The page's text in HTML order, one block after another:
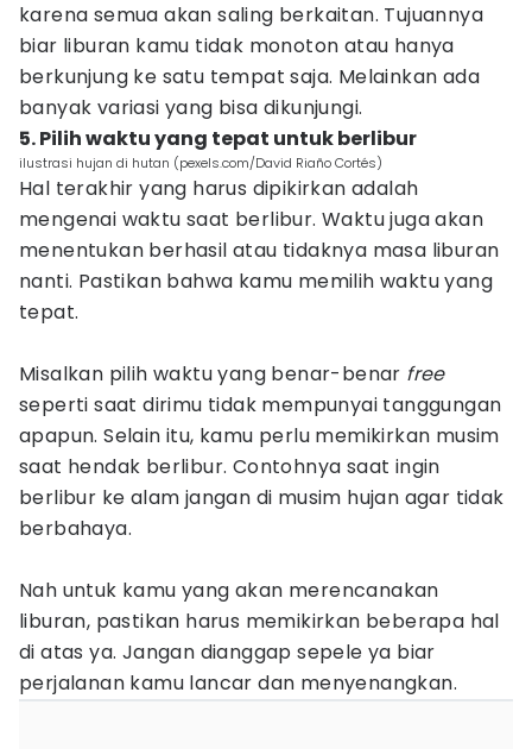
karena semua akan saling berkaitan. Tujuannya
biar liburan kamu tidak monoton atau hanya
berkunjung ke satu tempat saja. Melainkan ada
banyak variasi yang bisa dikunjungi.
5. Pilih waktu yang tepat untuk berlibur
ilustrasi hujan di hutan (pexels.com/David Riaño Cortés)
Hal terakhir yang harus dipikirkan adalah
mengenai waktu saat berlibur. Waktu juga akan
menentukan berhasil atau tidaknya masa liburan
nanti. Pastikan bahwa kamu memilih waktu yang
tepat.
Misalkan pilih waktu yang benar-benar free
seperti saat dirimu tidak mempunyai tanggungan
apapun. Selain itu, kamu perlu memikirkan musim
saat hendak berlibur. Contohnya saat ingin
berlibur ke alam jangan di musim hujan agar tidak
berbahaya.
Nah untuk kamu yang akan merencanakan
liburan, pastikan harus memikirkan beberapa hal
di atas ya. Jangan dianggap sepele ya biar
perjalanan kamu lancar dan menyenangkan.